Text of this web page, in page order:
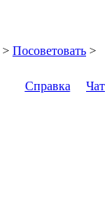
> Посоветовать >
Справка Чат